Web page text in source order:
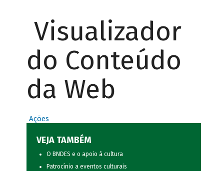
Visualizador
do Conteúdo
da Web
Ações
VEJA TAMBÉM
O BNDES e o apoio à cultura
Patrocínio a eventos culturais